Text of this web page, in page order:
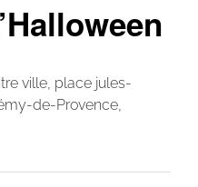
ville, place jules-
de-Provence,